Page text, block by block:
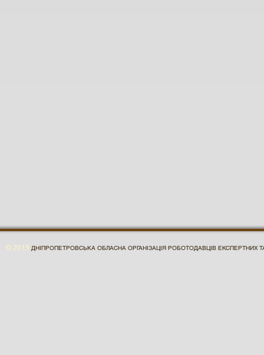
© 2015 ДНІПРОПЕТРОВСЬКА ОБЛАСНА ОРГАНІЗАЦІЯ РОБОТОДАВЦІВ ЕКСПЕРТНИХ